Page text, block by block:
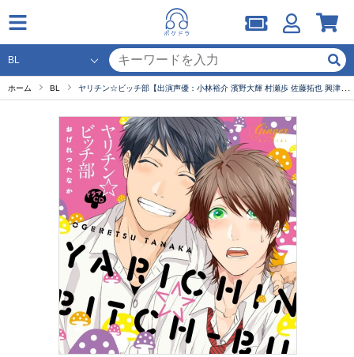
ホーム BL ヤリチン☆ビッチ部【出演声優：小林裕介 濱野大輝 村瀬歩 佐藤拓也 興津和幸 代永翼 中澤まさとも 山中真尋】